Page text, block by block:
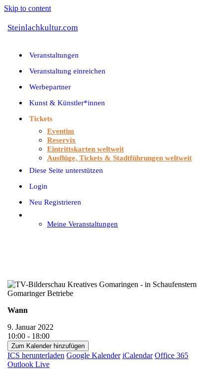
Skip to content
Steinlachkultur.com
Veranstaltungen
Veranstaltung einreichen
Werbepartner
Kunst & Künstler*innen
Tickets
Eventim
Reservix
Eintrittskarten weltweit
Ausflüge, Tickets & Stadtführungen weltweit
Diese Seite unterstützen
Login
Neu Registrieren
Meine Veranstaltungen
Wann
9. Januar 2022
10:00 - 18:00
Zum Kalender hinzufügen
ICS herunterladen Google Kalender iCalendar Office 365
Outlook Live